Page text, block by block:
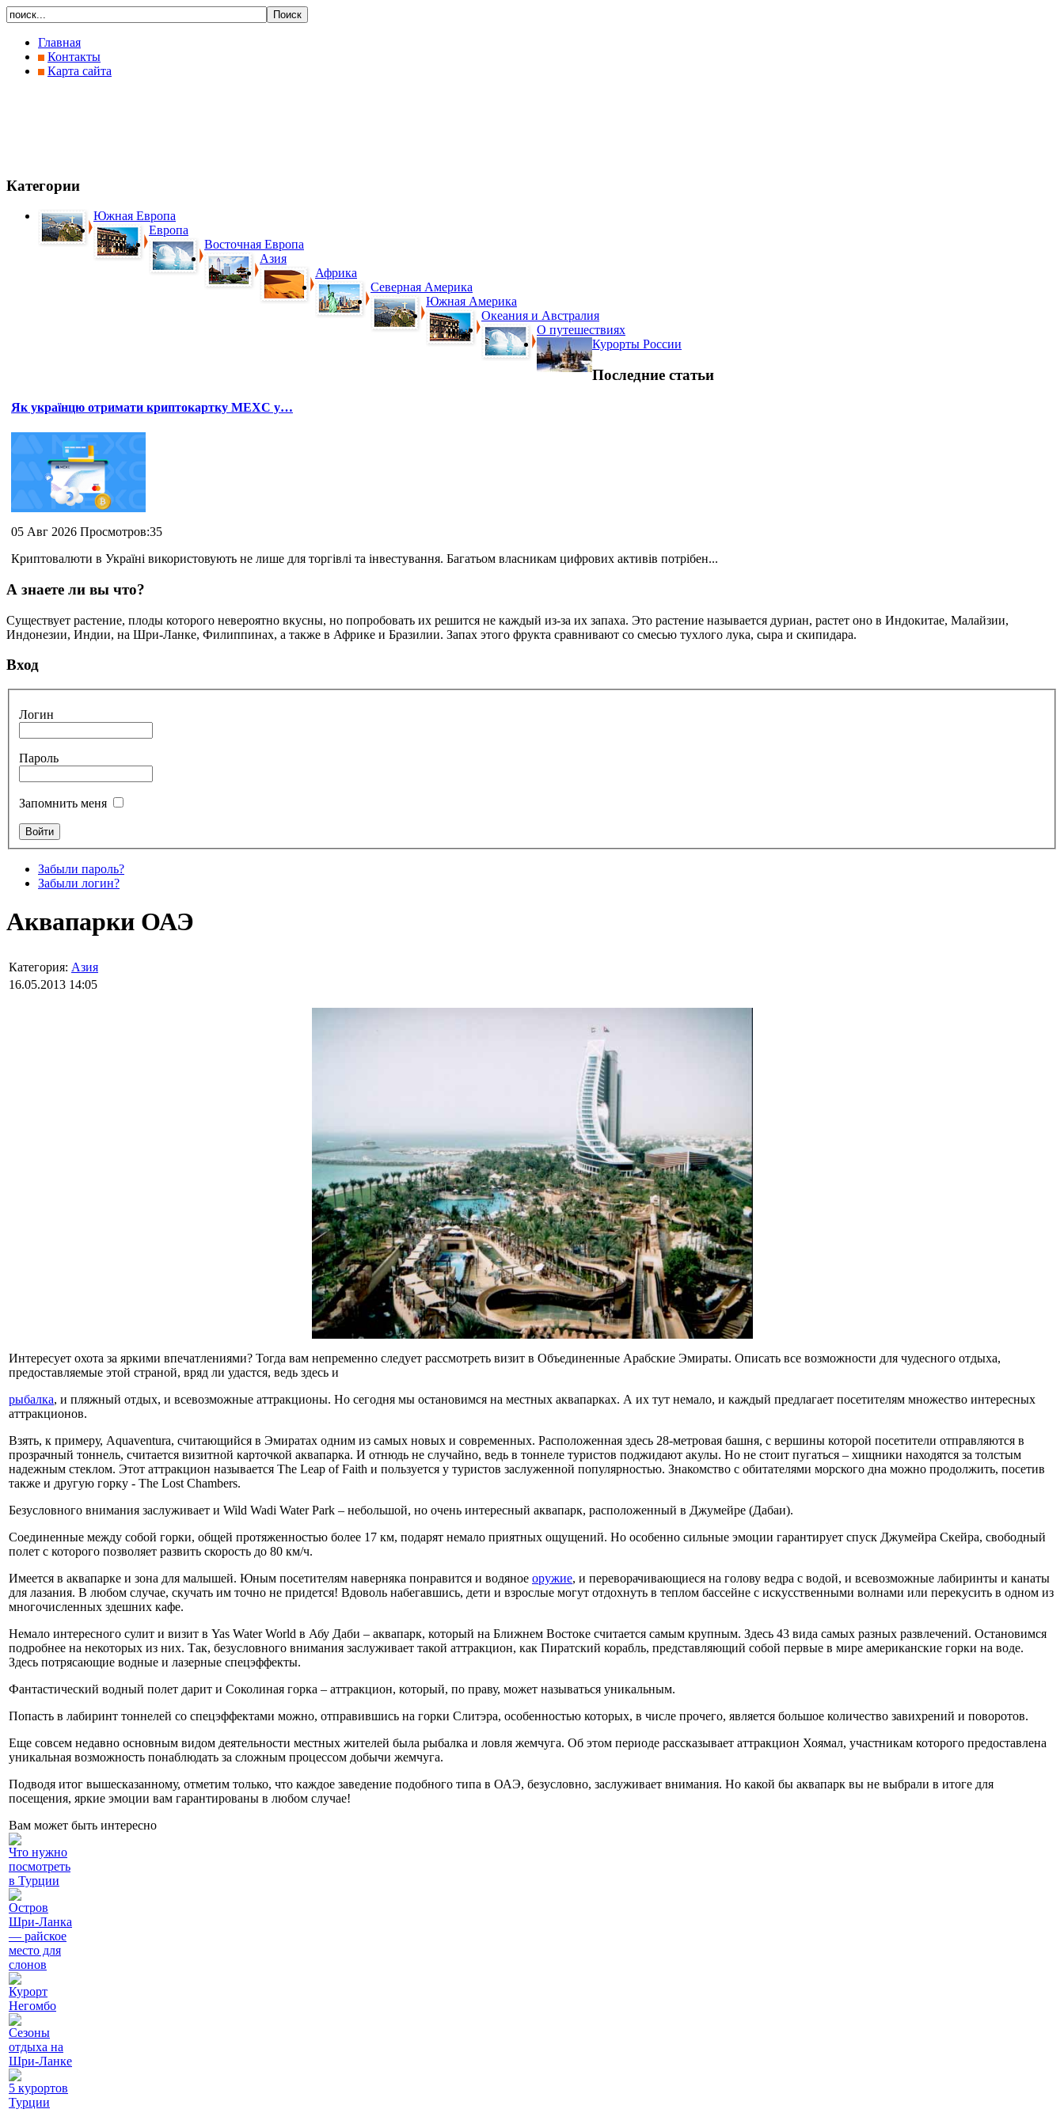
Главная
Контакты
Карта сайта
Категории
Южная Европа
Европа
Восточная Европа
Азия
Африка
Северная Америка
Южная Америка
Океания и Австралия
О путешествиях
Курорты России
Последние статьи
Як українцю отримати криптокартку MEXC у…
05 Авг 2026 Просмотров:35
Криптовалюти в Україні використовують не лише для торгівлі та інвестування. Багатьом власникам цифрових активів потрібен...
А знаете ли вы что?
Существует растение, плоды которого невероятно вкусны, но попробовать их решится не каждый из-за их запаха. Это растение называется дуриан, растет оно в Индокитае, Малайзии,
Индонезии, Индии, на Шри-Ланке, Филиппинах, а также в Африке и Бразилии. Запах этого фрукта сравнивают со смесью тухлого лука, сыра и скипидара.
Вход
Логин
Пароль
Запомнить меня
Забыли пароль?
Забыли логин?
Аквапарки ОАЭ
Категория: Азия
16.05.2013 14:05
Интересует охота за яркими впечатлениями? Тогда вам непременно следует рассмотреть визит в Объединенные Арабские Эмираты. Описать все возможности для чудесного отдыха,
предоставляемые этой страной, вряд ли удастся, ведь здесь и
рыбалка, и пляжный отдых, и всевозможные аттракционы. Но сегодня мы остановимся на местных аквапарках. А их тут немало, и каждый предлагает посетителям множество интересных
аттракционов.
Взять, к примеру, Aquaventura, считающийся в Эмиратах одним из самых новых и современных. Расположенная здесь 28-метровая башня, с вершины которой посетители отправляются в
прозрачный тоннель, считается визитной карточкой аквапарка. И отнюдь не случайно, ведь в тоннеле туристов поджидают акулы. Но не стоит пугаться – хищники находятся за толстым
надежным стеклом. Этот аттракцион называется The Leap of Faith и пользуется у туристов заслуженной популярностью. Знакомство с обитателями морского дна можно продолжить, посетив
также и другую горку - The Lost Chambers.
Безусловного внимания заслуживает и Wild Wadi Water Park – небольшой, но очень интересный аквапарк, расположенный в Джумейре (Дабаи).
Соединенные между собой горки, общей протяженностью более 17 км, подарят немало приятных ощущений. Но особенно сильные эмоции гарантирует спуск Джумейра Скейра, свободный
полет с которого позволяет развить скорость до 80 км/ч.
Имеется в аквапарке и зона для малышей. Юным посетителям наверняка понравится и водяное оружие, и переворачивающиеся на голову ведра с водой, и всевозможные лабиринты и канаты
для лазания. В любом случае, скучать им точно не придется! Вдоволь набегавшись, дети и взрослые могут отдохнуть в теплом бассейне с искусственными волнами или перекусить в одном из
многочисленных здешних кафе.
Немало интересного сулит и визит в Yas Water World в Абу Даби – аквапарк, который на Ближнем Востоке считается самым крупным. Здесь 43 вида самых разных развлечений. Остановимся
подробнее на некоторых из них. Так, безусловного внимания заслуживает такой аттракцион, как Пиратский корабль, представляющий собой первые в мире американские горки на воде.
Здесь потрясающие водные и лазерные спецэффекты.
Фантастический водный полет дарит и Соколиная горка – аттракцион, который, по праву, может называться уникальным.
Попасть в лабиринт тоннелей со спецэффектами можно, отправившись на горки Слитэра, особенностью которых, в числе прочего, является большое количество завихрений и поворотов.
Еще совсем недавно основным видом деятельности местных жителей была рыбалка и ловля жемчуга. Об этом периоде рассказывает аттракцион Хоямал, участникам которого предоставлена
уникальная возможность понаблюдать за сложным процессом добычи жемчуга.
Подводя итог вышесказанному, отметим только, что каждое заведение подобного типа в ОАЭ, безусловно, заслуживает внимания. Но какой бы аквапарк вы не выбрали в итоге для
посещения, яркие эмоции вам гарантированы в любом случае!
Вам может быть интересно
Что нужно
посмотреть
в Турции
Остров
Шри-Ланка
— райское
место для
слонов
Курорт
Негомбо
Сезоны
отдыха на
Шри-Ланке
5 курортов
Турции